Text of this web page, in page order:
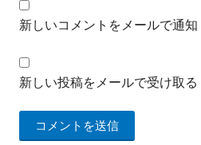
新しいコメントをメールで通知
新しい投稿をメールで受け取る